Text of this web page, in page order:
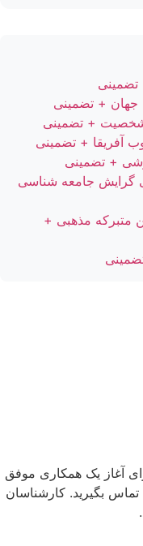
تضمینی
جهان + تضمینی
شخصیت + تضمینی
آفریقا + تضمینی
+ تضمینی
گرایش جامعه شناسی
متبرکه مذهبی +
آغاز یک همکاری موفق
تماس بگیرید. کارشناسان